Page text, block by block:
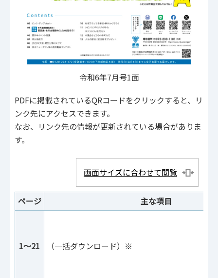
令和6年7月号1面
PDFに掲載されているQRコードをクリックすると、リ
ンク先にアクセスできます。
なお、リンク先の情報が更新されている場合がありま
す。
画面サイズに合わせて閲覧
ページ 主な項目
1～21 （一括ダウンロード）※